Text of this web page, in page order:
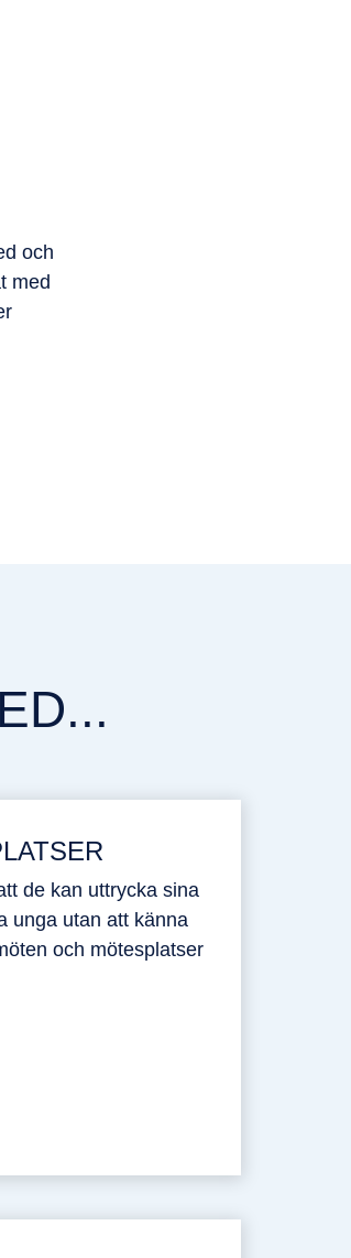
och
med
de kan uttrycka sina
unga utan att känna
och mötesplatser